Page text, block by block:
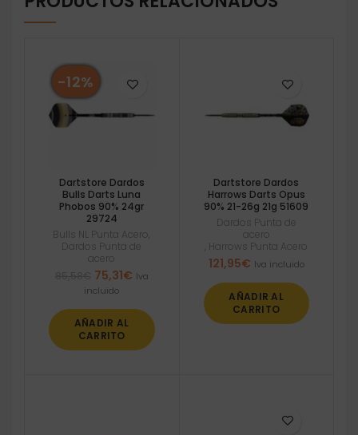
-12%
Dartstore Dardos
Bulls Darts Luna
Phobos 90% 24gr
29724
Bulls NL Punta Acero
Dardos Punta de
acero
El
precio
era:
85,58€.
75,31€El
es:
75,31€.
Iva
incluido
AÑADIR AL
CARRITO
Dartstore Dardos
Harrows Darts Opus
90% 21-26g 21g 51609
Dardos Punta de
acero
Harrows Punta Acero
121,95€ Iva incluido
AÑADIR AL
CARRITO